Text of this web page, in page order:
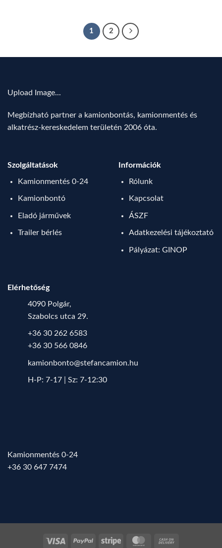
1 2
Upload Image...
Megbízható partner a kamionbontás, kamionmentés és
alkatrész-kereskedelem területén 2006 óta.
Szolgáltatások
Kamionmentés 0-24
Kamionbontó
Eladó járművek
Trailer bérlés
Információk
Rólunk
Kapcsolat
ÁSZF
Adatkezelési tájékoztató
Pályázat: GINOP
Elérhetőség
4090 Polgár,
Szabolcs utca 29.
+36 30 262 6583
+36 30 566 0846
kamionbonto@stefancamion.hu
H-P: 7-17 | Sz: 7-12:30
Kamionmentés 0-24
+36 30 647 7474
Visa PayPal Stripe MasterCard